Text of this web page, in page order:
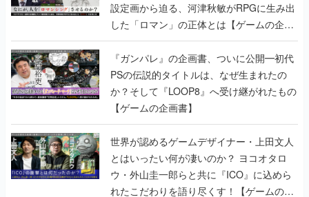
設定画から迫る、河津秋敏がRPGに生み出
した「ロマン」の正体とは【ゲームの企画
書】
『ガンパレ』の企画書、ついに公開━初代
PSの伝説的タイトルは、なぜ生まれたの
か？そして『LOOP8』へ受け継がれたもの
【ゲームの企画書】
世界が認めるゲームデザイナー・上田文人
とはいったい何が凄いのか？ ヨコオタロ
ウ・外山圭一郎らと共に『ICO』に込めら
れたこだわりを語り尽くす！【ゲームの企